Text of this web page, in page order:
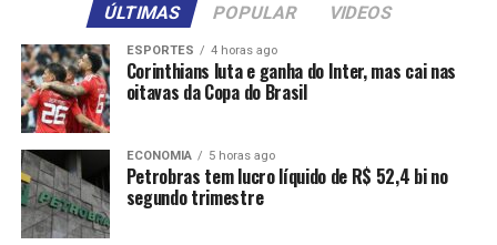
Mixto perde para o Capital-DF e segue pressionado na
Série D
ÚLTIMAS POPULAR VIDEOS
ESPORTES 4 horas ago
Corinthians luta e ganha do Inter, mas cai nas
oitavas da Copa do Brasil
ECONOMIA 5 horas ago
Petrobras tem lucro líquido de R$ 52,4 bi no
segundo trimestre